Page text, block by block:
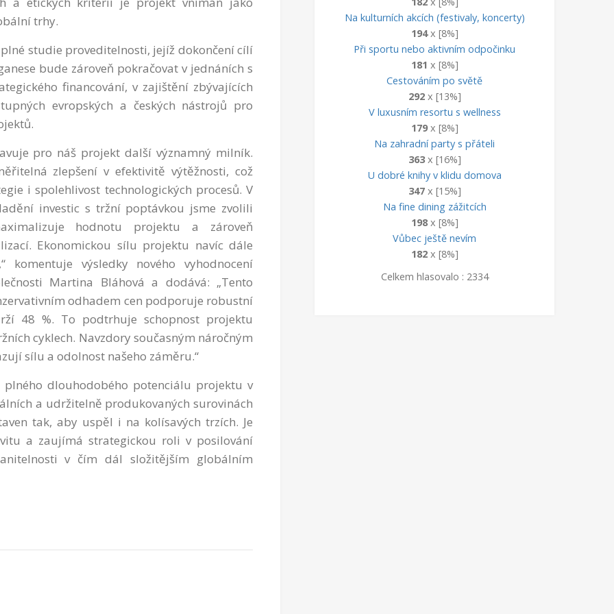
trhy.
studie proveditelnosti, jejíž dokončení cílí
bude zároveň pokračovat v jednáních s
financování, v zajištění zbývajících
evropských a českých nástrojů pro
pro náš projekt další významný milník.
zlepšení v efektivitě výtěžnosti, což
i spolehlivost technologických procesů. V
investic s tržní poptávkou jsme zvolili
hodnotu projektu a zároveň
Ekonomickou sílu projektu navíc dále
komentuje výsledky nového vyhodnocení
Martina Bláhová a dodává: „Tento
odhadem cen podporuje robustní
48 %. To podtrhuje schopnost projektu
cyklech. Navzdory současným náročným
sílu a odolnost našeho záměru.“
dlouhodobého potenciálu projektu v
a udržitelně produkovaných surovinách
tak, aby uspěl i na kolísavých trzích. Je
a zaujímá strategickou roli v posilování
v čím dál složitějším globálním
Na kulturních akcích (festivaly, koncerty)
194x [8%]
Při sportu nebo aktivním odpočinku
181 x [8%]
Cestováním po světě
292x [13%]
V luxusním resortu s wellness
179x [8%]
Na zahradní party s přáteli
363x [16%]
U dobré knihy v klidu domova
347x [15%]
Na fine dining zážitcích
198x [8%]
Vůbec ještě nevím
182x [8%]
Celkem hlasovalo : 2334